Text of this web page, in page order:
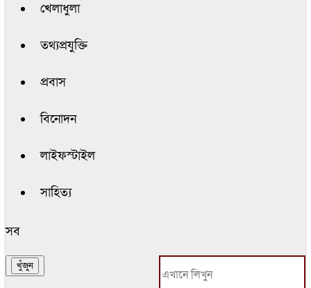
খেলাধুলা
তথ্যপ্রযুক্তি
প্রবাস
বিনোদন
লাইফস্টাইল
সাহিত্য
সব